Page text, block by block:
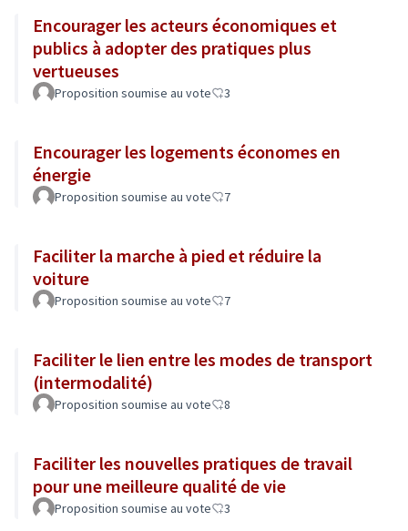
Encourager les acteurs économiques et
publics à adopter des pratiques plus
vertueuses
Proposition soumise au vote 3
Encourager les logements économes en
énergie
Proposition soumise au vote 7
Faciliter la marche à pied et réduire la
voiture
Proposition soumise au vote 7
Faciliter le lien entre les modes de transport
(intermodalité)
Proposition soumise au vote 8
Faciliter les nouvelles pratiques de travail
pour une meilleure qualité de vie
Proposition soumise au vote 3